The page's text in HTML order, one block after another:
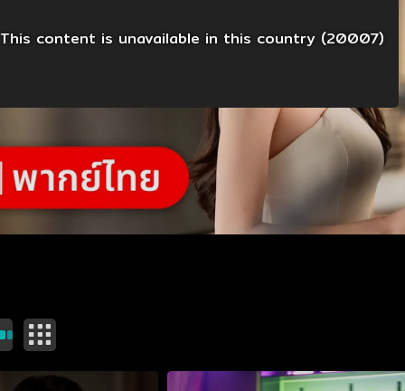
This content is unavailable in this country (20007)